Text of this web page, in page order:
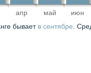
апр май июн
бывает в сентябре.